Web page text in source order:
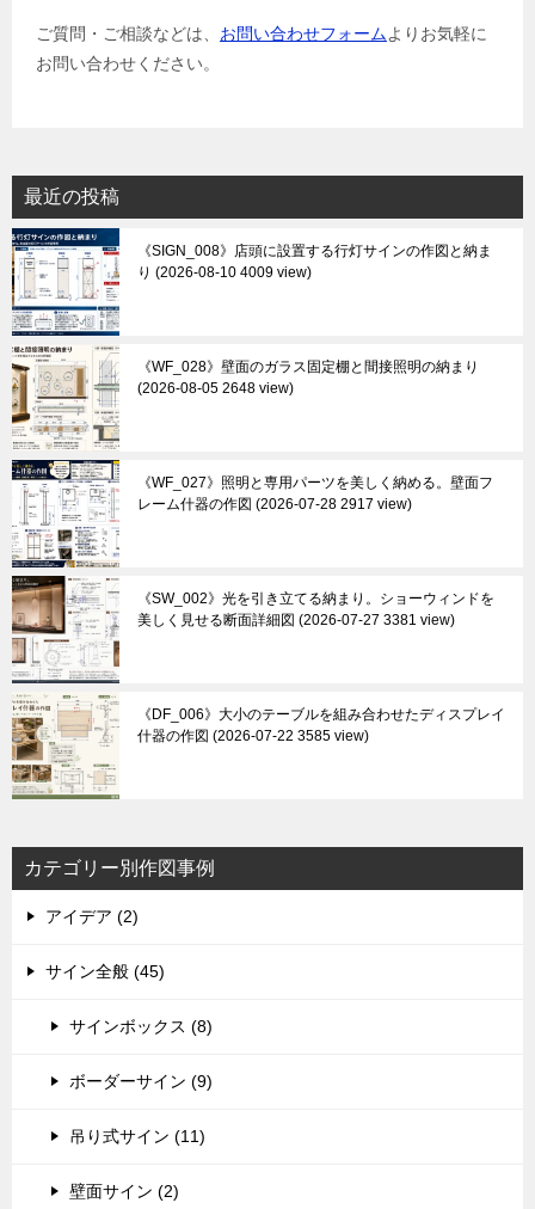
ご質問・ご相談などは、 お問い合わせフォームよりお気軽に
お問い合わせください。
最近の投稿
《SIGN_008》店頭に設置する行灯サインの作図と納ま
り
2026-08-10 4009 view
《WF_028》壁面のガラス固定棚と間接照明の納まり
2026-08-05 2648 view
《WF_027》照明と専用パーツを美しく納める。壁面フ
レーム什器の作図
2026-07-28 2917 view
《SW_002》光を引き立てる納まり。ショーウィンドを
美しく見せる断面詳細図
2026-07-27 3381 view
《DF_006》大小のテーブルを組み合わせたディスプレイ
什器の作図
2026-07-22 3585 view
カテゴリー別作図事例
アイデア (2)
サイン全般 (45)
サインボックス (8)
ボーダーサイン (9)
吊り式サイン (11)
壁面サイン (2)